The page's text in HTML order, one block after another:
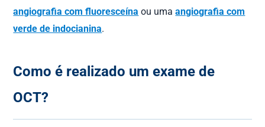
angiografia com fluoresceína ou umaangiografia com
verde de indocianina.
Como é realizado um exame de
OCT?